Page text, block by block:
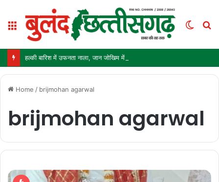
Menu
Switch
Home / brijmohan agarwal
brijmohan agarwal